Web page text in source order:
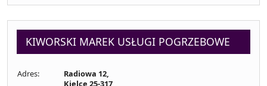
KIWORSKI MAREK USŁUGI POGRZEBOWE
Adres:
Radiowa 12,
Kielce 25-317